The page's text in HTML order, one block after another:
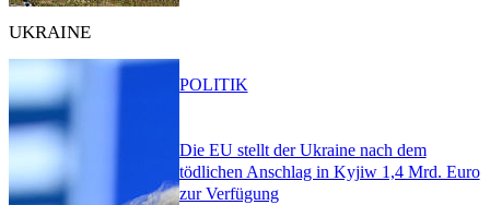
UKRAINE
Die EU stellt der Ukraine nach dem
tödlichen Anschlag in Kyjiw 1,4 Mrd. Euro
zur Verfügung
POLITIK